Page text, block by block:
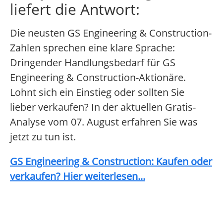
liefert die Antwort:
Die neusten GS Engineering & Construction-
Zahlen sprechen eine klare Sprache:
Dringender Handlungsbedarf für GS
Engineering & Construction-Aktionäre.
Lohnt sich ein Einstieg oder sollten Sie
lieber verkaufen? In der aktuellen Gratis-
Analyse vom 07. August erfahren Sie was
jetzt zu tun ist.
GS Engineering & Construction: Kaufen oder
verkaufen? Hier weiterlesen...